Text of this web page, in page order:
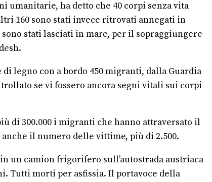
ha detto che 40 corpi senza vita
160 sono stati invece ritrovati annegati in
stati lasciati in mare, per il sopraggiungere
legno con a bordo 450 migranti, dalla Guardia
se vi fossero ancora segni vitali sui corpi
di 300.000 i migranti che hanno attraversato il
il numero delle vittime, più di 2.500.
un camion frigorifero sull’autostrada austriaca
Tutti morti per asfissia. Il portavoce della